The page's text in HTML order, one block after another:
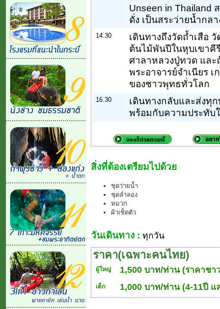
Unseen in Thailand
ดั่ง เป็นสระว่ายน้ำกล
14.30
เดินทางถึงวัดถ้ำเสือ
ต้นไม้พันปีในหุบเขาคี
ศาลาหลวงปู่ทวด แล
พระอาจารย์จำเนียร
ของชาวพุทธทั่วโลก
16.30
เดินทางกลับและส่งทุ
พร้อมกับความประทับ
สิ่งที่ต้องเตรียมไปด้วย
ชุดว่ายน้ำ
ชุดลำลอง
หมวก
ผ้าเช็ดตัว
วันเดินทาง : ทุกวัน
ราคา(เฉพาะคนไทย)
ผู้ใหญ่ 1,500 บาท/ท่าน (ราคาช
เด็ก 1,000 บาท/ท่าน (4-11ปี แ